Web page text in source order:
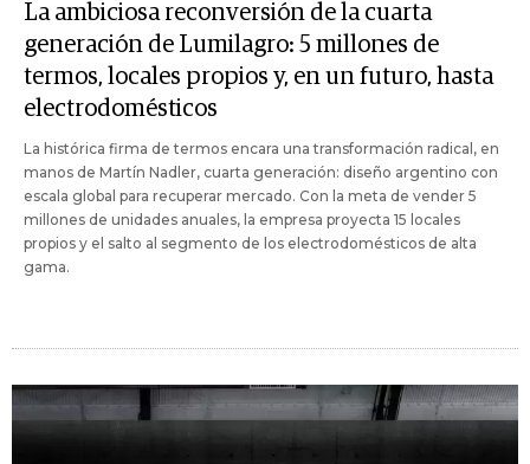
La ambiciosa reconversión de la cuarta
generación de Lumilagro: 5 millones de
termos, locales propios y, en un futuro, hasta
electrodomésticos
La histórica firma de termos encara una transformación radical, en
manos de Martín Nadler, cuarta generación: diseño argentino con
escala global para recuperar mercado. Con la meta de vender 5
millones de unidades anuales, la empresa proyecta 15 locales
propios y el salto al segmento de los electrodomésticos de alta
gama.